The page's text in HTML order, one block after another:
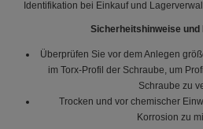
Identifikation bei Einkauf und
Sicherheitshinweise und
Überprüfen Sie vor dem Anlegen
im Torx-Profil der Schraube, um
Schraube zu
Trocken und vor chemischer
Korrosion zu